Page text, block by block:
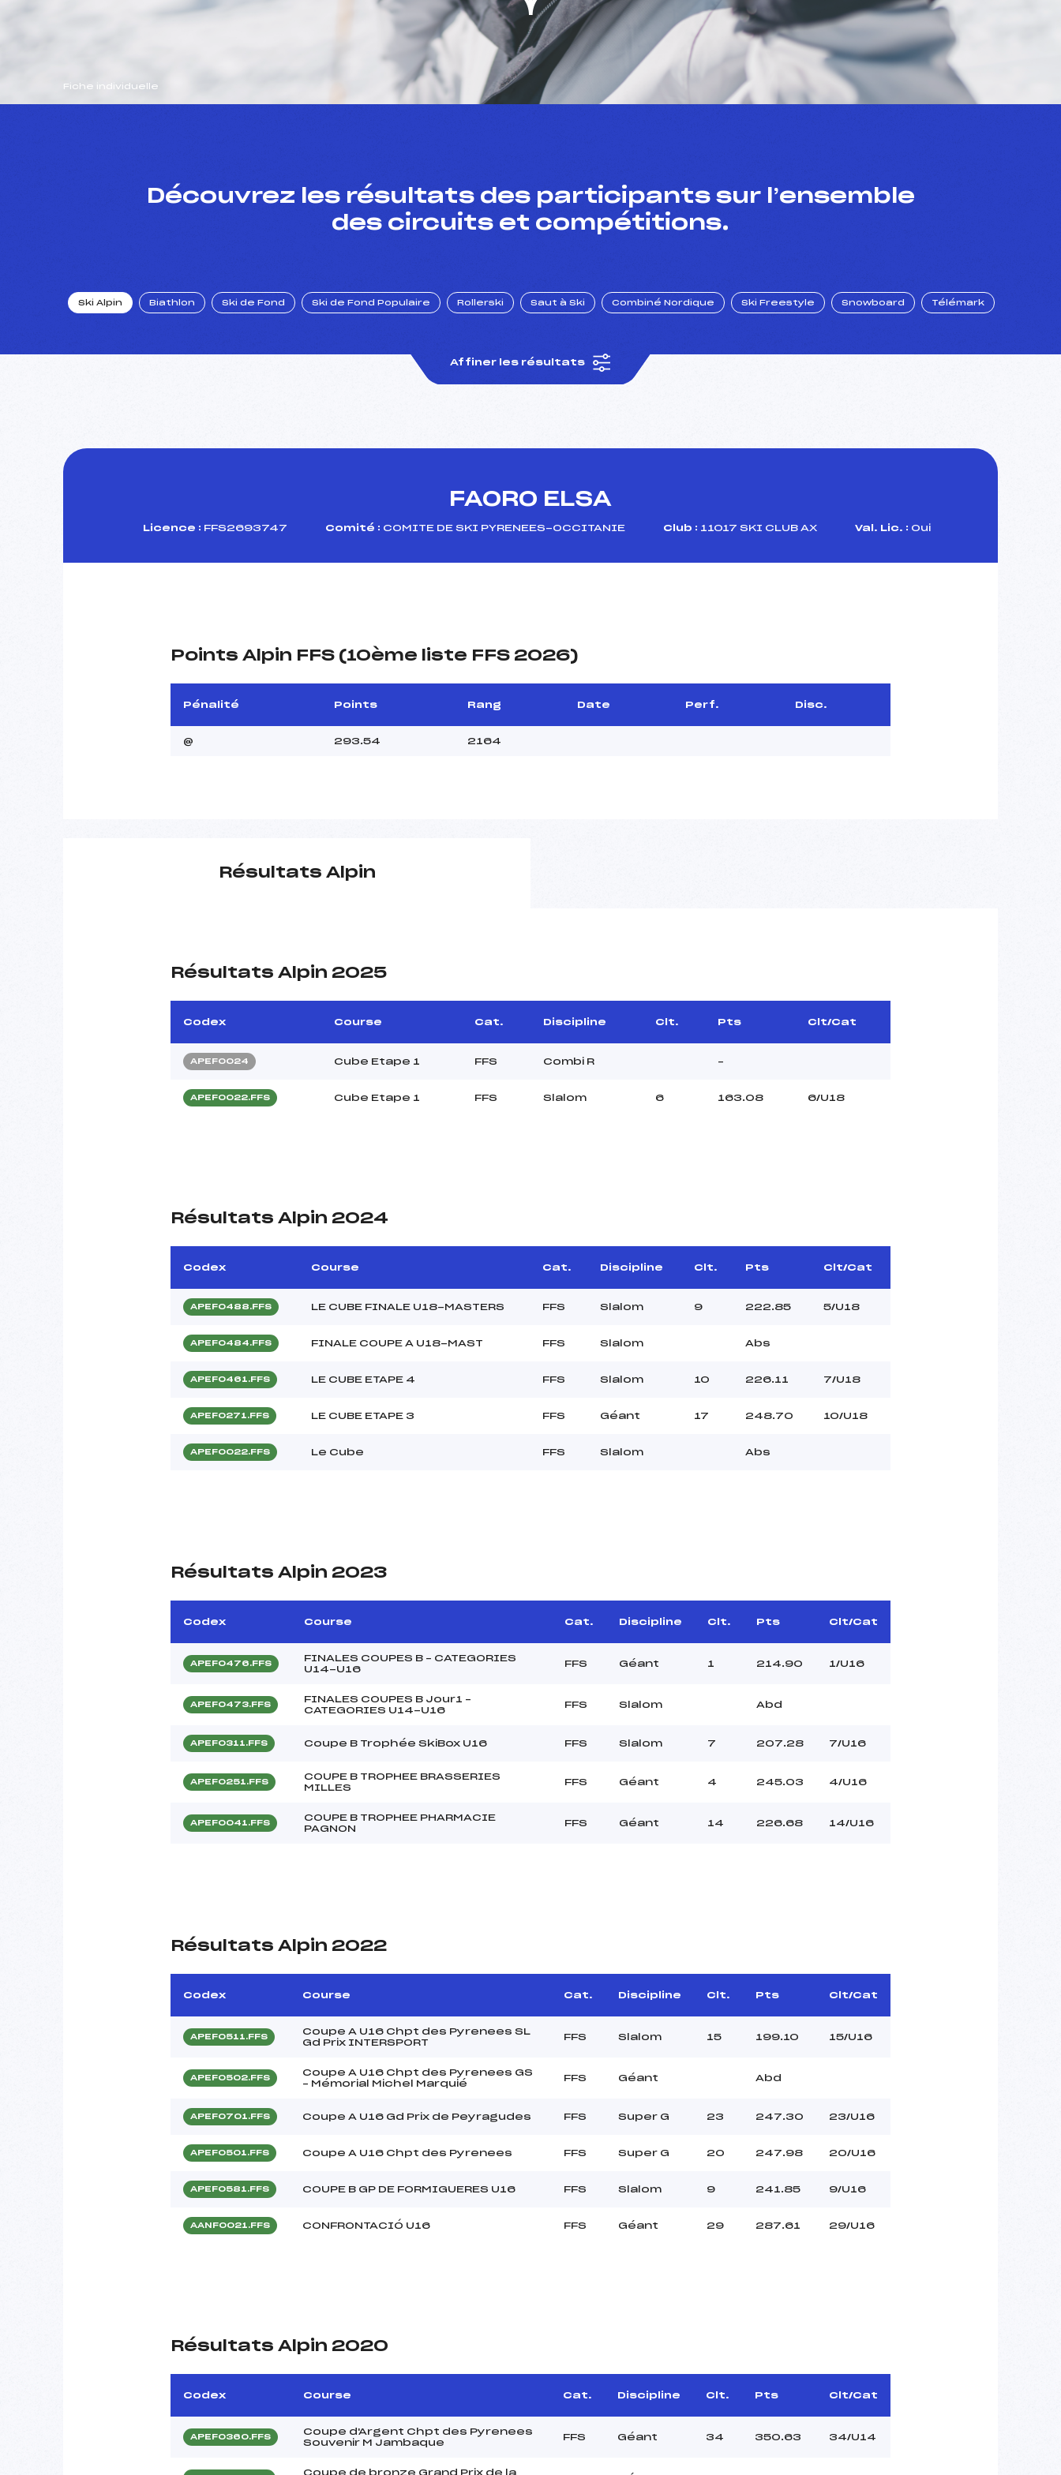
Fiche individuelle
Découvrez les résultats des participants sur l’ensemble
des circuits et compétitions.
Ski Alpin Biathlon Ski de Fond Ski de Fond Populaire Rollerski Saut à Ski Combiné Nordique Ski Freestyle Snowboard Télémark
Affiner les résultats
FAORO ELSA
Licence : FFS2693747 Comité : COMITE DE SKI PYRENEES-OCCITANIE Club : 11017 SKI CLUB AX Val. Lic. : Oui
Points Alpin FFS (10ème liste FFS 2026)
Pénalité Points Rang Date Perf. Disc.
@ 293.54 2164
Résultats Alpin
Résultats Alpin 2025
Codex Course Cat. Discipline Clt. Pts Clt/Cat
APEF0024 Cube Etape 1 FFS Combi R –
APEF0022.FFS Cube Etape 1 FFS Slalom 6 163.08 6/U18
Résultats Alpin 2024
Codex Course Cat. Discipline Clt. Pts Clt/Cat
APEF0488.FFS LE CUBE FINALE U18-MASTERS FFS Slalom 9 222.85 5/U18
APEF0484.FFS FINALE COUPE A U18-MAST FFS Slalom Abs
APEF0461.FFS LE CUBE ETAPE 4 FFS Slalom 10 226.11 7/U18
APEF0271.FFS LE CUBE ETAPE 3 FFS Géant 17 248.70 10/U18
APEF0022.FFS Le Cube FFS Slalom Abs
Résultats Alpin 2023
Codex Course Cat. Discipline Clt. Pts Clt/Cat
APEF0476.FFS
FINALES COUPES B – CATEGORIES
U14-U16
FFS Géant 1 214.90 1/U16
APEF0473.FFS
FINALES COUPES B Jour1 –
CATEGORIES U14-U16
FFS Slalom Abd
APEF0311.FFS Coupe B Trophée SkiBox U16 FFS Slalom 7 207.28 7/U16
APEF0251.FFS
COUPE B TROPHEE BRASSERIES
MILLES
FFS Géant 4 245.03 4/U16
APEF0041.FFS
COUPE B TROPHEE PHARMACIE
PAGNON
FFS Géant 14 226.68 14/U16
Résultats Alpin 2022
Codex Course Cat. Discipline Clt. Pts Clt/Cat
APEF0511.FFS
Coupe A U16 Chpt des Pyrenees SL
Gd Prix INTERSPORT
FFS Slalom 15 199.10 15/U16
APEF0502.FFS
Coupe A U16 Chpt des Pyrenees GS
– Mémorial Michel Marquié
FFS Géant Abd
APEF0701.FFS Coupe A U16 Gd Prix de Peyragudes FFS Super G 23 247.30 23/U16
APEF0501.FFS Coupe A U16 Chpt des Pyrenees FFS Super G 20 247.98 20/U16
APEF0581.FFS COUPE B GP DE FORMIGUERES U16 FFS Slalom 9 241.85 9/U16
AANF0021.FFS CONFRONTACIÓ U16 FFS Géant 29 287.61 29/U16
Résultats Alpin 2020
Codex Course Cat. Discipline Clt. Pts Clt/Cat
APEF0360.FFS
Coupe d'Argent Chpt des Pyrenees
Souvenir M Jambaque
FFS Géant 34 350.63 34/U14
Coupe de bronze Grand Prix de la